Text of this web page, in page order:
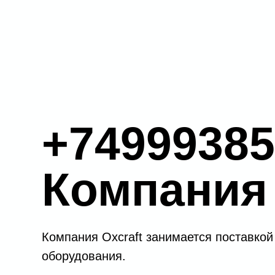
Компания Oxcraft занимается поставкой
оборудования.